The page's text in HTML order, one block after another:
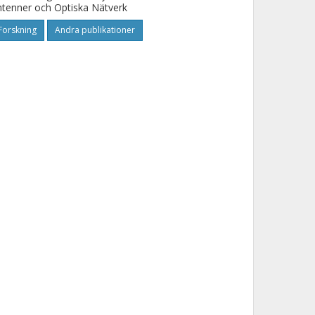
och Optiska Nätverk
Andra publikationer